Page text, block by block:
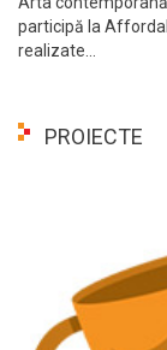
participă la
realizate...
PROIECTE